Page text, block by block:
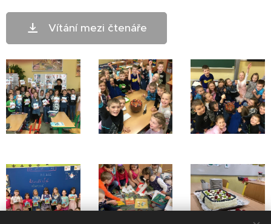
Vítání mezi čtenáře